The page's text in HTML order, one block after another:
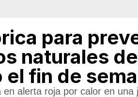
para
naturales
fin de
alerta roja por calor en